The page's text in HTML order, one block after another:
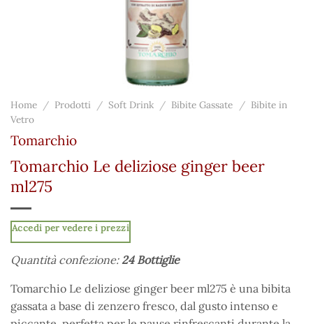
Home / Prodotti / Soft Drink / Bibite Gassate / Bibite in
Vetro
Tomarchio
Tomarchio Le deliziose ginger beer
ml275
Accedi per vedere i prezzi
Quantità confezione:24 Bottiglie
Tomarchio Le deliziose ginger beer ml275 è una bibita
gassata a base di zenzero fresco, dal gusto intenso e